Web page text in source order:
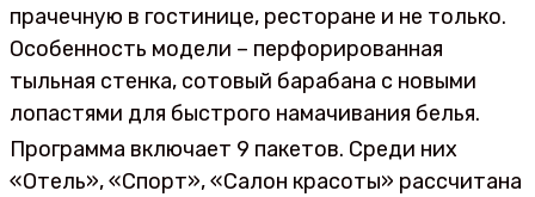
прачечную в гостинице, ресторане и не только.
Особенность модели – перфорированная
тыльная стенка, сотовый барабана с новыми
лопастями для быстрого намачивания белья.
Программа включает 9 пакетов. Среди них
«Отель», «Спорт», «Салон красоты» рассчитана